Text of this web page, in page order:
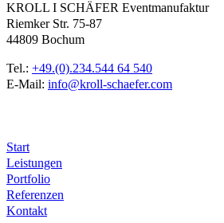
KROLL I SCHÄFER Eventmanufaktur
Riemker Str. 75-87
44809 Bochum
Tel.: +49.(0).234.544 64 540
E-Mail: info@kroll-schaefer.com
Start
Leistungen
Portfolio
Referenzen
Kontakt